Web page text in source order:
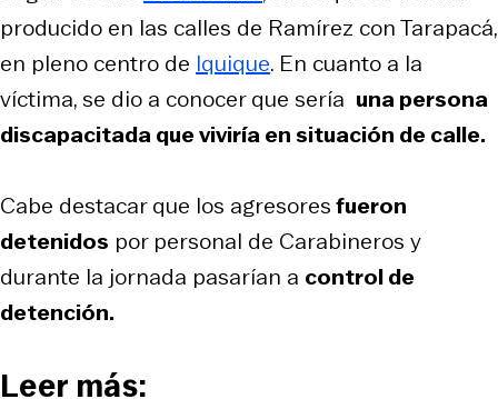
producido en las calles de Ramírez con Tarapacá,
en pleno centro de Iquique. En cuanto a la
víctima, se dio a conocer que sería una persona
discapacitada que viviría en situación de calle.
Cabe destacar que los agresoresfueron
detenidos por personal de Carabineros y
durante la jornada pasarían a control de
detención.
Leer más: